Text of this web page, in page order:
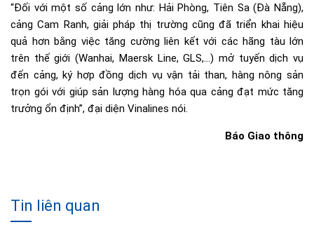
“Đối với một số cảng lớn như: Hải Phòng, Tiên Sa (Đà Nẵng),
cảng Cam Ranh, giải pháp thị trường cũng đã triển khai hiệu
quả hơn bằng việc tăng cường liên kết với các hãng tàu lớn
trên thế giới (Wanhai, Maersk Line, GLS,…) mở tuyến dịch vụ
đến cảng, ký hợp đồng dịch vụ vận tải than, hàng nông sản
trọn gói với giúp sản lượng hàng hóa qua cảng đạt mức tăng
trưởng ổn định”, đại diện Vinalines nói.
Báo Giao thông
Tin liên quan